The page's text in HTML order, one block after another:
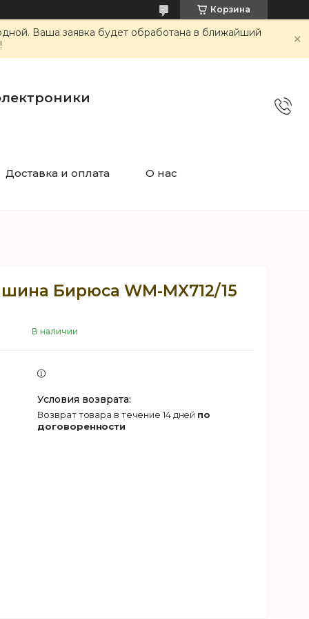
Корзина
Ваша заявка будет обработана в ближайший
Доставка и оплата О нас
Бирюса WM-MX712/15
В наличии
возврат товара в течение 14 дней по
договоренности